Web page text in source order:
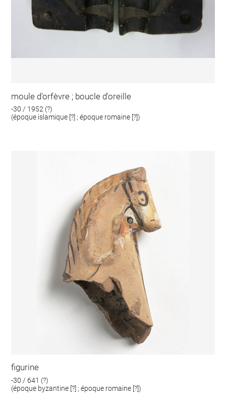
moule d'orfèvre ; boucle d'oreille
-30 / 1952 (?)
(époque islamique [?] ; époque romaine [?])
figurine
-30 / 641 (?)
(époque byzantine [?] ; époque romaine [?])